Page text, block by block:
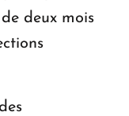
deux mois